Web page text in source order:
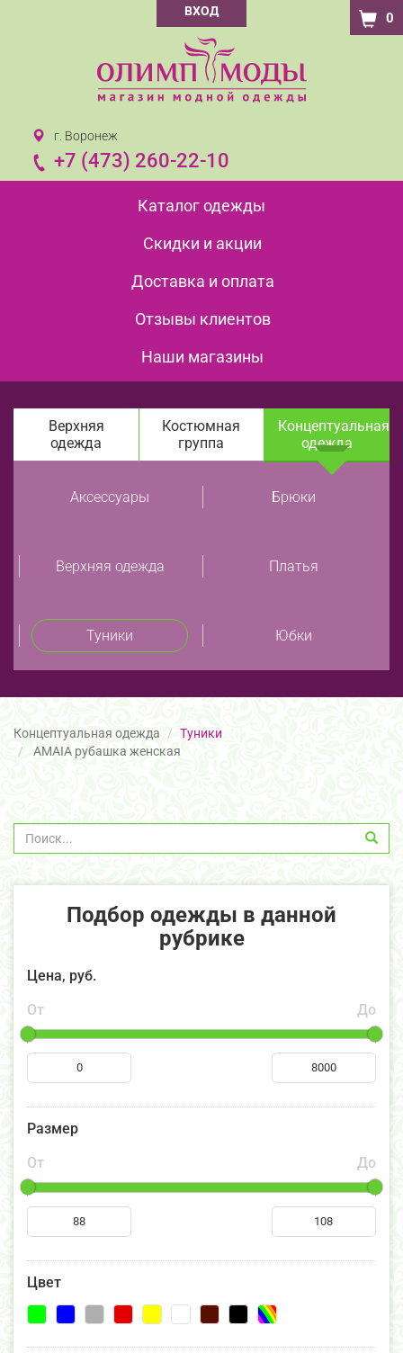
ВХОД 0
г. Воронеж
+7 (473) 260-22-10
Каталог одежды
Скидки и акции
Доставка и оплата
Отзывы клиентов
Наши магазины
Верхняя
одежда
Костюмная
группа
Концептуальная
одежда
Аксессуары Брюки
Верхняя одежда Платья
Туники Юбки
Концептуальная одежда
Туники
AMAIA рубашка женская
Подбор одежды в данной
рубрике
Цена, руб.
От
До
Размер
От
До
Цвет